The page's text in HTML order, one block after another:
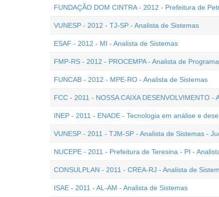
FUNDAÇÃO DOM CINTRA - 2012 - Prefeitura de
VUNESP - 2012 - TJ-SP - Analista de Sistemas
ESAF - 2012 - MI - Analista de Sistemas
FMP-RS - 2012 - PROCEMPA - Analista de
FUNCAB - 2012 - MPE-RO - Analista de Sistemas
FCC - 2011 - NOSSA CAIXA DESENVOLVIMENTO -
INEP - 2011 - ENADE - Tecnologia em análise e
VUNESP - 2011 - TJM-SP - Analista de Sistemas -
NUCEPE - 2011 - Prefeitura de Teresina - PI -
CONSULPLAN - 2011 - CREA-RJ - Analista de
ISAE - 2011 - AL-AM - Analista de Sistemas